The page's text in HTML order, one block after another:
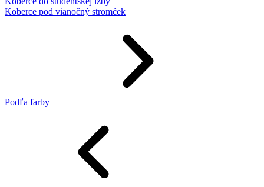
Koberce pod vianočný stromček
Podľa farby